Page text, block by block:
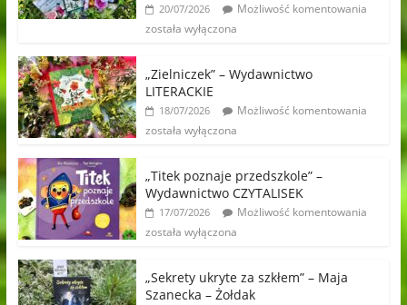
20/07/2026
Możliwość komentowania
została wyłączona
„Zielniczek” – Wydawnictwo
LITERACKIE
18/07/2026
Możliwość komentowania
została wyłączona
„Titek poznaje przedszkole” –
Wydawnictwo CZYTALISEK
17/07/2026
Możliwość komentowania
została wyłączona
„Sekrety ukryte za szkłem” – Maja
Szanecka – Żołdak